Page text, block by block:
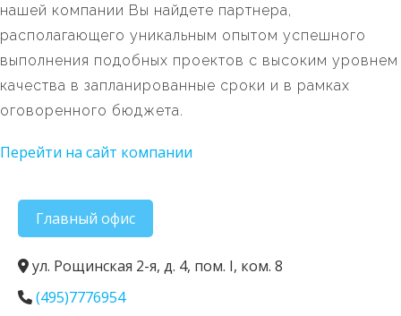
нашей компании Вы найдете партнера,
располагающего уникальным опытом успешного
выполнения подобных проектов с высоким уровнем
качества в запланированные сроки и в рамках
оговоренного бюджета.
Перейти на сайт компании
Главный офис
ул. Рощинская 2-я, д. 4, пом. I, ком. 8
(495)7776954